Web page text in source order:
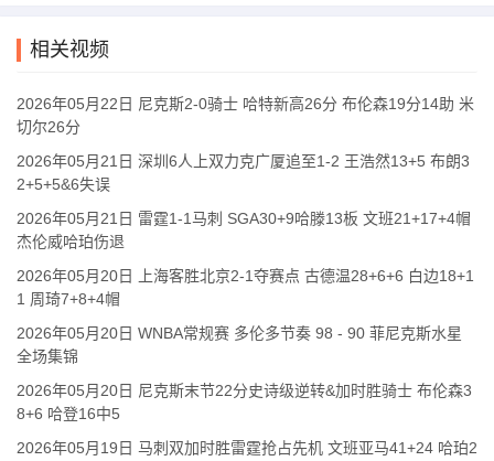
相关视频
2026年05月22日 尼克斯2-0骑士 哈特新高26分 布伦森19分14助 米
切尔26分
2026年05月21日 深圳6人上双力克广厦追至1-2 王浩然13+5 布朗3
2+5+5&6失误
2026年05月21日 雷霆1-1马刺 SGA30+9哈滕13板 文班21+17+4帽
杰伦威哈珀伤退
2026年05月20日 上海客胜北京2-1夺赛点 古德温28+6+6 白边18+1
1 周琦7+8+4帽
2026年05月20日 WNBA常规赛 多伦多节奏 98 - 90 菲尼克斯水星
全场集锦
2026年05月20日 尼克斯末节22分史诗级逆转&加时胜骑士 布伦森3
8+6 哈登16中5
2026年05月19日 马刺双加时胜雷霆抢占先机 文班亚马41+24 哈珀2